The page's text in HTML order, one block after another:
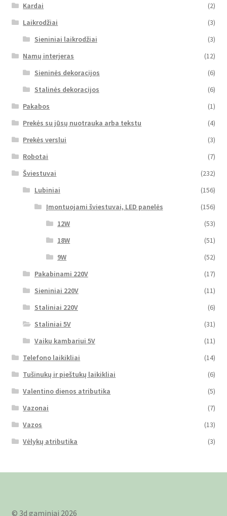
Kardai
(2)
Laikrodžiai
(3)
Sieniniai laikrodžiai
(3)
Namų interjeras
(12)
Sieninės dekoracijos
(6)
Stalinės dekoracijos
(6)
Pakabos
(1)
Prekės su jūsų nuotrauka arba tekstu
(4)
Prekės verslui
(3)
Robotai
(7)
Šviestuvai
(232)
Lubiniai
(156)
Įmontuojami šviestuvai, LED panelės
(156)
12W
(53)
18W
(51)
9W
(52)
Pakabinami 220V
(17)
Sieniniai 220V
(11)
Staliniai 220V
(6)
Staliniai 5V
(31)
Vaikų kambariui 5V
(11)
Telefono laikikliai
(14)
Tušinukų ir pieštukų laikikliai
(6)
Valentino dienos atributika
(5)
Vazonai
(7)
Vazos
(13)
Vėlykų atributika
(3)
© 3d gaminiai 2026